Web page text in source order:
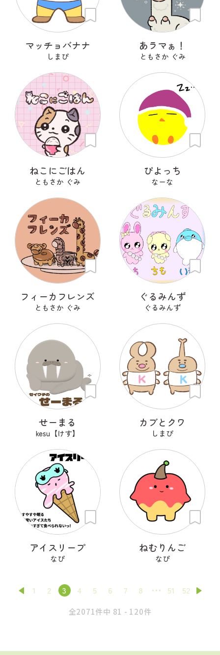
マッチョバナナ
しまぴ
あラマぁ！
ともさか ぐみ
ねこにごはん
ともさか ぐみ
ぴよっち
なーな
フィーカフレンズ
ともさか ぐみ
ぐるみんず
ぐるみんず
せーまる
kesu【けす】
カブとクワ
しまぴ
アイスリープ
なぴ
ねむりんご
なぴ
1 2 3 4 5 6 7 8 51 52
全2071件中 81 - 120件